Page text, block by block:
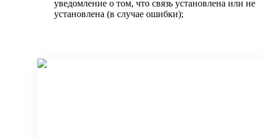
уведомление о том, что связь установлена или не
установлена (в случае ошибки);